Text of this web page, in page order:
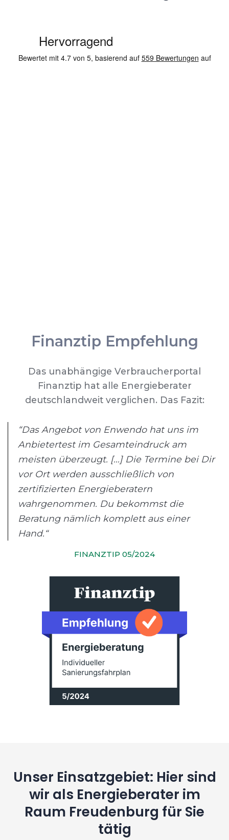
Finanztip Empfehlung
Das unabhängige Verbraucherportal
Finanztip hat alle Energieberater
deutschlandweit verglichen. Das Fazit:
“Das Angebot von Enwendo hat uns im
Anbietertest im Gesamteindruck am
meisten überzeugt. [...] Die Termine bei Dir
vor Ort werden ausschließlich von
zertifizierten Energieberatern
wahrgenommen. Du bekommst die
Beratung nämlich komplett aus einer
Hand.“
FINANZTIP 05/2024
Unser Einsatzgebiet: Hier sind
wir als Energieberater im
Raum Freudenburg für Sie
tätig